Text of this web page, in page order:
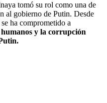
tomó su rol como una de
al gobierno de Putin. Desde
ha comprometido a
y la corrupción